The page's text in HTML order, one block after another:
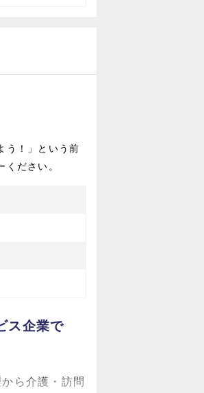
う！」という前
ださい。
ス企業で
ら介護・訪問